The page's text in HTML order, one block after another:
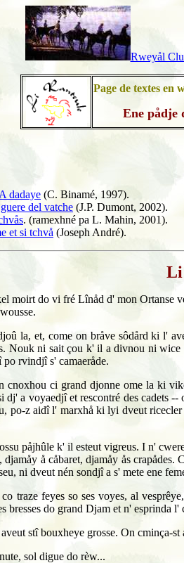
Rweyål
Page de textes en
Ene pådje
A dadaye (C. Binamé, 1997).
del vatche (J.P. Dumont, 2002).
. (ramexhné pa L. Mahin, 2001).
et si tchvå (Joseph André).
Li
moirt do vi fré Lînåd d' mon Ortanse
la, et, come on bråve sôdård ki l'
Nouk ni sait çou k' il a divnou ni
rvindjî s' camaeråde.
ci grand djonne ome la ki
a voyaedjî et rescontré des cadets
z aidî l' marxhå ki lyi dveut
påjhûle k' il esteut vigreus. I n'
å cåbaret, djamåy ås
ni dveut nén sondjî a s' mete ene
traze feyes so ses voyes, al
do grand Djam et n' esprinda l'
stî bouxheye grosse. On cminça-
sol digue do rèw...